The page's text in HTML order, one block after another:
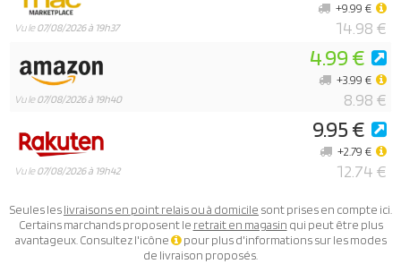
Vu le07/08/2026 à 19h37 14.98 €
+9.99 €
Vu le07/08/2026 à 19h40
4.99 €
8.98 €
+3.99 €
Vu le07/08/2026 à 19h42
9.95 €
12.74 €
+2.79 €
Seules leslivraisons en point relais ou à domicile sont prises en compte ici.
Certains marchands proposent le retrait en magasin qui peut être plus
avantageux. Consultez l'icône
pour plus d'informations sur les modes
de livraison proposés.